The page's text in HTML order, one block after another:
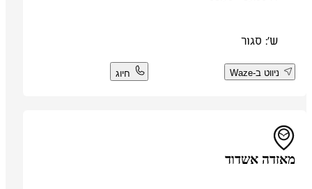
ש': סגור
ניווט ב-Waze חיוג
מאזדה אשדוד